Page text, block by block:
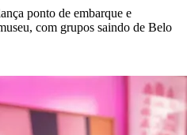
ponto de embarque e
com grupos saindo de Belo